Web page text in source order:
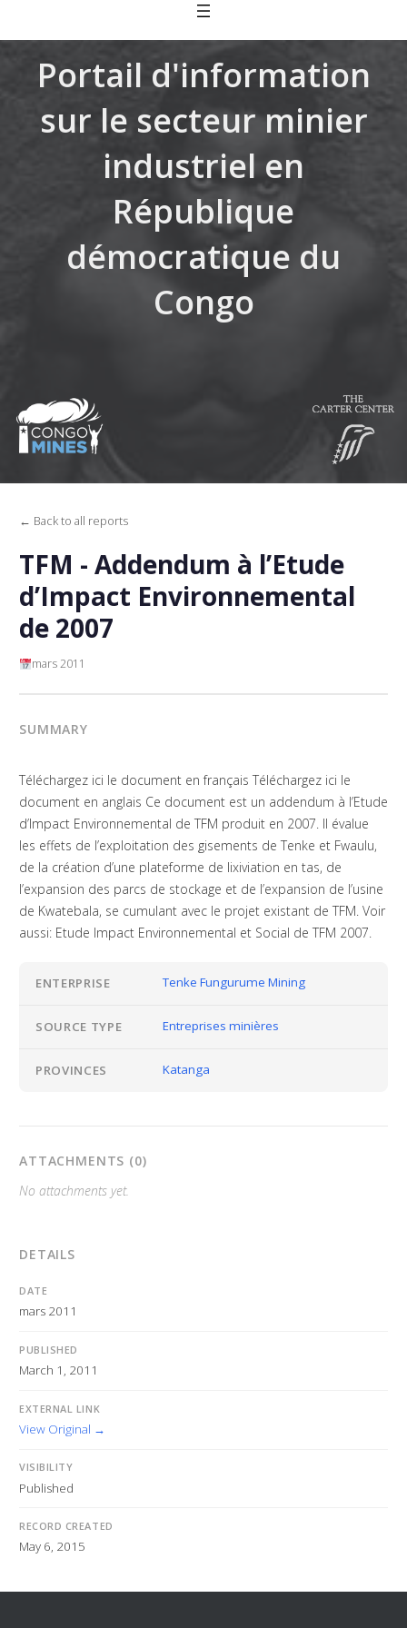
Portail d'information
sur le secteur minier
industriel en
République
démocratique du
Congo
← Back to all reports
TFM - Addendum à l’Etude
d’Impact Environnemental
de 2007
mars 2011
SUMMARY
Téléchargez ici le document en français Téléchargez ici le
document en anglais Ce document est un addendum à l’Etude
d’Impact Environnemental de TFM produit en 2007. Il évalue
les effets de l’exploitation des gisements de Tenke et Fwaulu,
de la création d’une plateforme de lixiviation en tas, de
l’expansion des parcs de stockage et de l’expansion de l’usine
de Kwatebala, se cumulant avec le projet existant de TFM. Voir
aussi: Etude Impact Environnemental et Social de TFM 2007.
ENTERPRISE Tenke Fungurume Mining
SOURCE TYPE Entreprises minières
PROVINCES Katanga
ATTACHMENTS (0)
No attachments yet.
DETAILS
DATE
mars 2011
PUBLISHED
March 1, 2011
EXTERNAL LINK
View Original →
VISIBILITY
Published
RECORD CREATED
May 6, 2015